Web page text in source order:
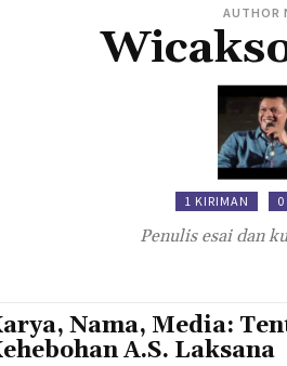
AUTHOR
1 KIRIMAN
Penulis esai dan
Nama, Media:
A.S. Laksana